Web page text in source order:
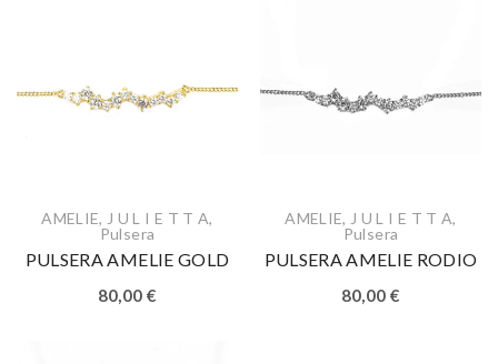
AMELIE, J U L I E T T A,
Pulsera
PULSERA AMELIE GOLD
80,00 €
AMELIE, J U L I E T T A,
Pulsera
PULSERA AMELIE RODIO
80,00 €